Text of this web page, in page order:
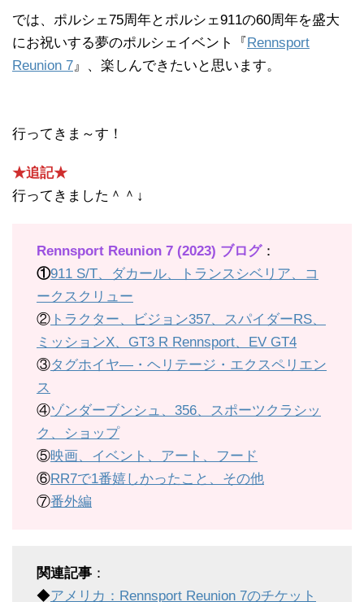
では、ポルシェ75周年とポルシェ911の60周年を盛大
にお祝いする夢のポルシェイベント『Rennsport
Reunion 7』、楽しんできたいと思います。
行ってきま～す！
★追記★
行ってきました＾＾↓
Rennsport Reunion 7 (2023) ブログ：
①911 S/T、ダカール、トランスシベリア、コ
ークスクリュー
② トラクター、ビジョン357、スパイダーRS、
ミッションX、GT3 R Rennsport、EV GT4
③タグホイヤ―・ヘリテージ・エクスペリエン
ス
④ゾンダーブンシュ、356、スポーツクラシッ
ク、ショップ
⑤映画、イベント、アート、フード
⑥RR7で1番嬉しかったこと、その他
⑦番外編
関連記事 ：
◆アメリカ：Rennsport Reunion 7のチケット